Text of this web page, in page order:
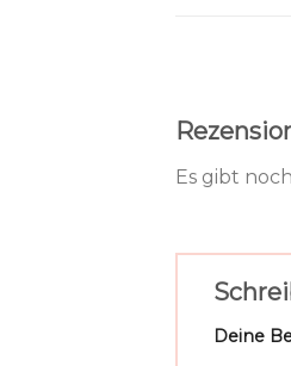
Es gibt
Deine